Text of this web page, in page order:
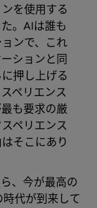
を使用する
。AIは誰も
ンで、これ
ションと同
押し上げる
ペリエンス
も要求の厳
ペリエンス
そこにあり
、今が最高の
代が到来して